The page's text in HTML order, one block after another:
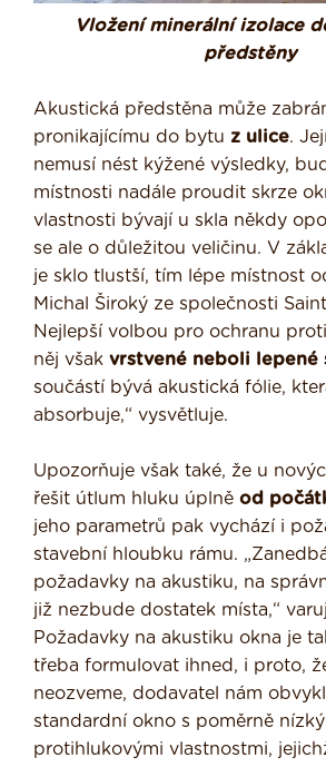
Vložení minerální izolace
předstěny
Akustická předstěna může
pronikajícímu do bytu z ulice.
nemusí nést kýžené výsledky,
místnosti nadále proudit skrze
vlastnosti bývají u skla někdy
se ale o důležitou veličinu. V
je sklo tlustší, tím lépe místnost
Michal Široký ze společnosti
Nejlepší volbou pro ochranu
něj však vrstvené neboli lepené
součástí bývá akustická fólie,
absorbuje,“ vysvětluje.
Upozorňuje však také, že u
řešit útlum hluku úplně od
jeho parametrů pak vychází i
stavební hloubku rámu.
požadavky na akustiku, na
již nezbude dostatek místa,“
Požadavky na akustiku okna je
třeba formulovat ihned, i proto,
neozveme, dodavatel nám
standardní okno s poměrně
protihlukovými vlastnostmi,